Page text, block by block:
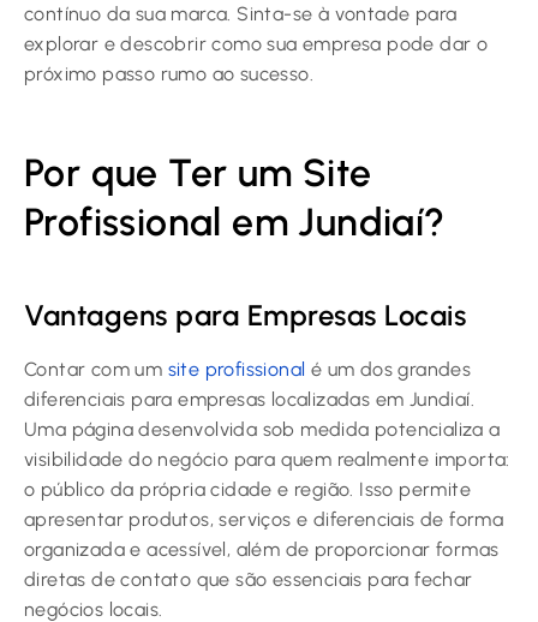
contínuo da sua marca. Sinta-se à vontade para
explorar e descobrir como sua empresa pode dar o
próximo passo rumo ao sucesso.
Por que Ter um Site
Profissional em Jundiaí?
Vantagens para Empresas Locais
Contar com um site profissional é um dos grandes
diferenciais para empresas localizadas em Jundiaí.
Uma página desenvolvida sob medida potencializa a
visibilidade do negócio para quem realmente importa:
o público da própria cidade e região. Isso permite
apresentar produtos, serviços e diferenciais de forma
organizada e acessível, além de proporcionar formas
diretas de contato que são essenciais para fechar
negócios locais.